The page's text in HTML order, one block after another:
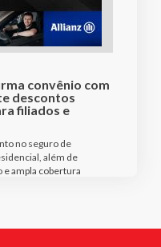
convênio com
descontos
filiados e
no seguro de
além de
e ampla cobertura